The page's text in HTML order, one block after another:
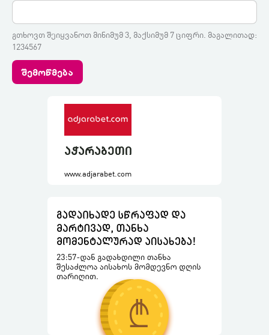
გთხოვთ შეიყვანოთ მინიმუმ 3, მაქსიმუმ 7 ციფრი. მაგალითად:
1234567
შემოწმება
აჭარაბეთი
www.adjarabet.com